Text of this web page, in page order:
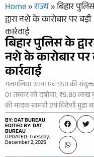
Home»राज्य»बिहार
द्वारा नशे के कारोबार पर बड़ी
कार्रवाई
बिहार पुलिस के
नशे के कारोबार पर
कार्रवाई
गलगलिया थाना एवं SSB की
01 तस्कर को दबोचा, ₹9.80 लाख
की मादक सामग्री एवं विदेशी मुद्रा
BY: DAT BUREAU
EDITED BY: DAT
BUREAU
UPDATED: Tuesday,
December 2, 2025